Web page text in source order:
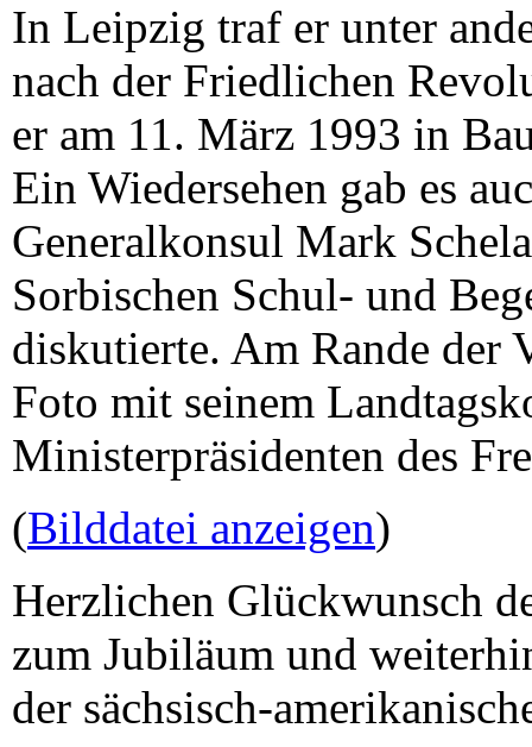
In Leipzig traf er unter
nach der Friedlichen
er am 11. März 1993 in
Ein Wiedersehen gab es
Generalkonsul Mark
Sorbischen Schul- und
diskutierte. Am Rande der
Foto mit seinem
Ministerpräsidenten des
(Bilddatei anzeigen)
Herzlichen Glückwunsch
zum Jubiläum und
der sächsisch-